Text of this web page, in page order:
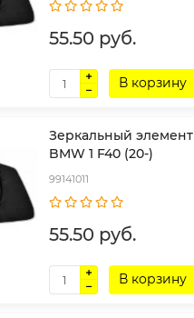
55.50 руб.
В корзину
Зеркальный элемент
BMW 1 F40 (20-)
99141011
55.50 руб.
В корзину